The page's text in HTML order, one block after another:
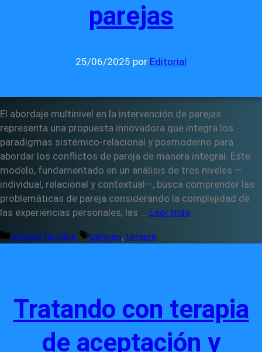
parejas
25/06/2025 por Editorial
El abordaje multinivel en la intervención de parejas
representa una propuesta innovadora que integra los
paradigmas sistémico-relacional y posmoderno para
abordar los conflictos de pareja de manera integral. Este
modelo, fundamentado en un análisis de tres niveles —
individual, relacional y contextual—, busca comprender las
problemáticas de pareja considerando la complejidad de
las experiencias personales, las … Leer más
Categorías
terapia familiar Etiquetas
parejas, terapia
Tratando con terapia
de aceptación y